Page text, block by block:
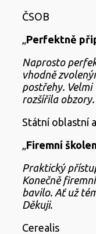
ČSOB
Perfektně
Naprosto
vhodně
postřehy. Velmi
rozšířila obzory.
Státní oblastní
Firemní
Praktický
Konečně
bavilo. Ať už
Děkuji.
Cerealis